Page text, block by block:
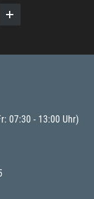
07:30 - 13:00 Uhr)